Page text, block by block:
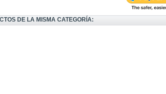
DE LA MISMA CATEGORÍA: